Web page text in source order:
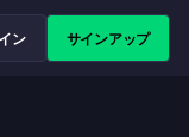
ン サインアップ